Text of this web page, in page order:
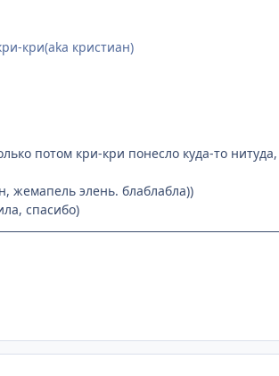
кри(aka кристиан)
потом кри-кри понесло куда-то
жемапель элень. блаблабла))
спасибо)